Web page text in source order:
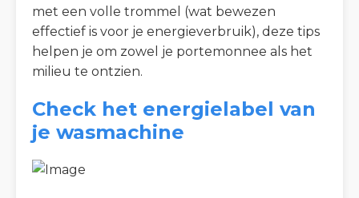
met een volle trommel (wat bewezen
effectief is voor je energieverbruik), deze tips
helpen je om zowel je portemonnee als het
milieu te ontzien.
Check het energielabel van
je wasmachine